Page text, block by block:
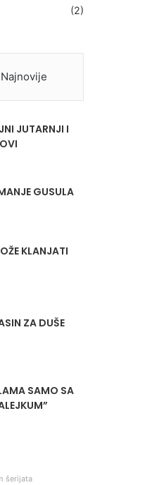
(2)
Najnovije
JUTARNJI I
GUSULA
KLANJATI
ZA DUŠE
SAMO SA
šerijata